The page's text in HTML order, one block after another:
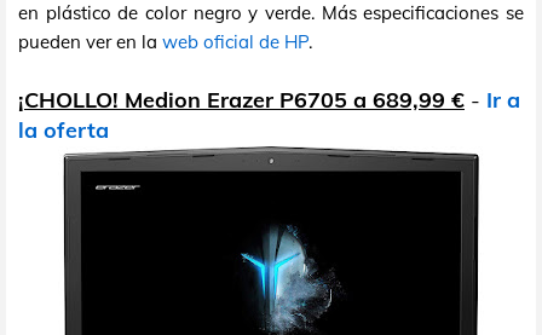
en plástico de color negro y verde. Más especificaciones se
pueden ver en la web oficial de HP.
¡CHOLLO! Medion Erazer P6705 a 689,99 € - Ir a
la oferta